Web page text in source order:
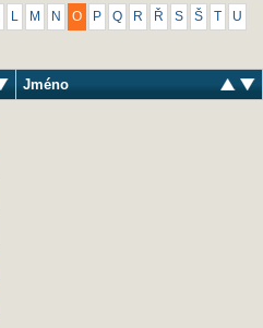
L M N O P Q R Ř S Š U
Jméno